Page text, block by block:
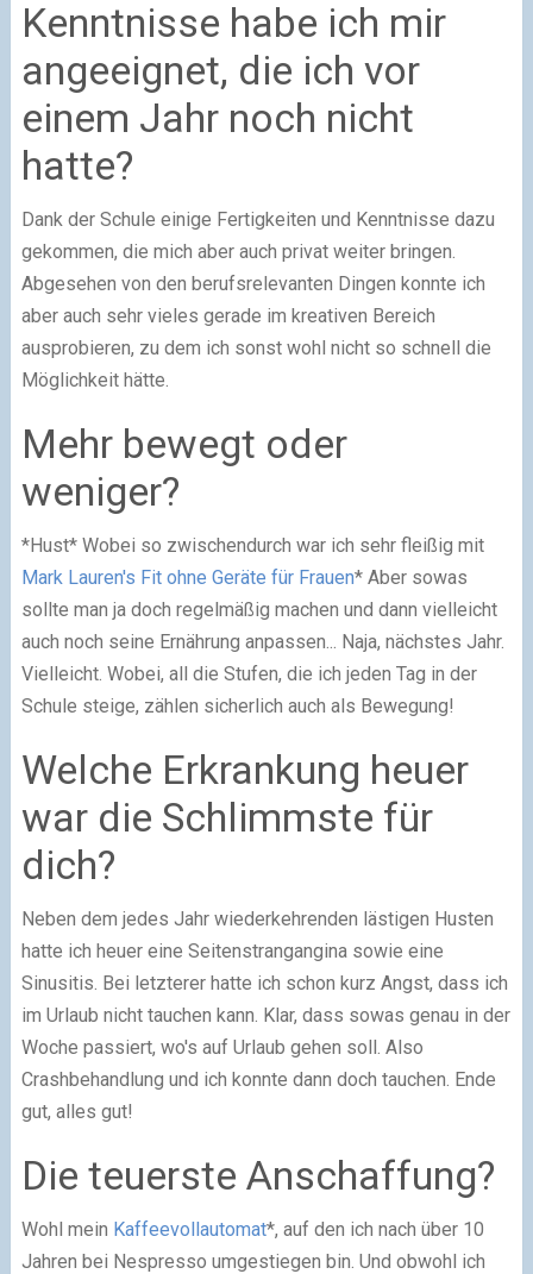
Kenntnisse habe ich mir
angeeignet, die ich vor
einem Jahr noch nicht
hatte?
Dank der Schule einige Fertigkeiten und Kenntnisse dazu
gekommen, die mich aber auch privat weiter bringen.
Abgesehen von den berufsrelevanten Dingen konnte ich
aber auch sehr vieles gerade im kreativen Bereich
ausprobieren, zu dem ich sonst wohl nicht so schnell die
Möglichkeit hätte.
Mehr bewegt oder
weniger?
*Hust* Wobei so zwischendurch war ich sehr fleißig mit
Mark Lauren's Fit ohne Geräte für Frauen* Aber sowas
sollte man ja doch regelmäßig machen und dann vielleicht
auch noch seine Ernährung anpassen... Naja, nächstes Jahr.
Vielleicht. Wobei, all die Stufen, die ich jeden Tag in der
Schule steige, zählen sicherlich auch als Bewegung!
Welche Erkrankung heuer
war die Schlimmste für
dich?
Neben dem jedes Jahr wiederkehrenden lästigen Husten
hatte ich heuer eine Seitenstrangangina sowie eine
Sinusitis. Bei letzterer hatte ich schon kurz Angst, dass ich
im Urlaub nicht tauchen kann. Klar, dass sowas genau in der
Woche passiert, wo's auf Urlaub gehen soll. Also
Crashbehandlung und ich konnte dann doch tauchen. Ende
gut, alles gut!
Die teuerste Anschaffung?
Wohl mein Kaffeevollautomat*, auf den ich nach über 10
Jahren bei Nespresso umgestiegen bin. Und obwohl ich